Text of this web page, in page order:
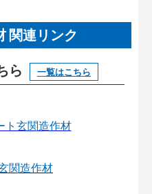
関連リンク
ら 一覧はこちら
ト玄関造作材
関造作材